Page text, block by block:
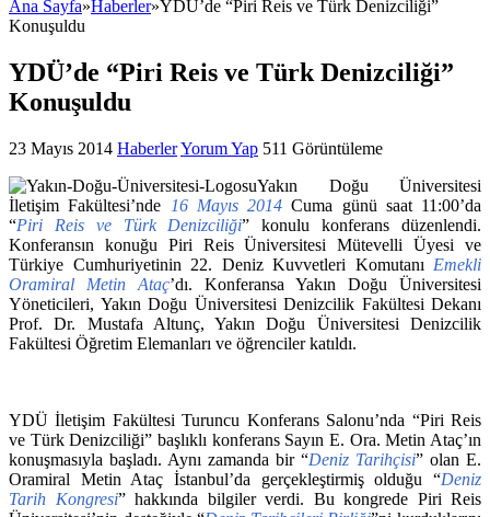
Ana Sayfa»Haberler»YDÜ’de “Piri Reis ve Türk Denizciliği”
Konuşuldu
YDÜ’de “Piri Reis ve Türk Denizciliği”
Konuşuldu
23 Mayıs 2014 HaberlerYorum Yap 511 Görüntüleme
Yakın Doğu Üniversitesi
İletişim Fakültesi’nde
16 Mayıs 2014 Cuma günü saat 11:00’da
“Piri Reis ve Türk Denizciliği” konulu konferans düzenlendi.
Konferansın konuğu Piri Reis Üniversitesi Mütevelli Üyesi ve
Türkiye Cumhuriyetinin 22. Deniz Kuvvetleri Komutanı Emekli
Oramiral Metin Ataç’dı. Konferansa Yakın Doğu Üniversitesi
Yöneticileri, Yakın Doğu Üniversitesi Denizcilik Fakültesi Dekanı
Prof. Dr. Mustafa Altunç, Yakın Doğu Üniversitesi Denizcilik
Fakültesi Öğretim Elemanları ve öğrenciler katıldı.
YDÜ İletişim Fakültesi Turuncu Konferans Salonu’nda “Piri Reis
ve Türk Denizciliği” başlıklı konferans Sayın E. Ora. Metin Ataç’ın
konuşmasıyla başladı. Aynı zamanda bir “Deniz Tarihçisi” olan E.
Oramiral Metin Ataç İstanbul’da gerçekleştirmiş olduğu “Deniz
Tarih Kongresi” hakkında bilgiler verdi. Bu kongrede Piri Reis